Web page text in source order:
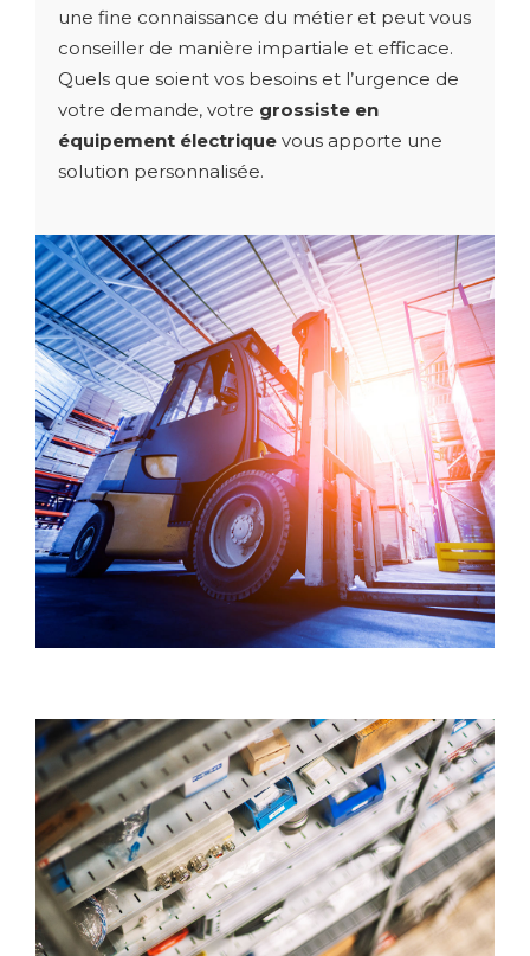
une fine connaissance du métier et peut vous
conseiller de manière impartiale et efficace.
Quels que soient vos besoins et l’urgence de
votre demande, votre grossiste en
équipement électrique vous apporte une
solution personnalisée.